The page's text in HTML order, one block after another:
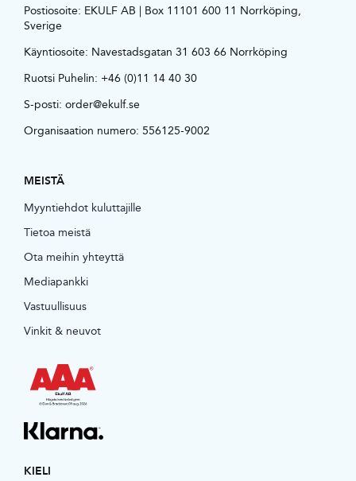
Postiosoite: EKULF AB | Box 11101 600 11 Norrköping,
Sverige
Käyntiosoite: Navestadsgatan 31 603 66 Norrköping
Ruotsi Puhelin: +46 (0)11 14 40 30
S-posti: order@ekulf.se
Organisaation numero: 556125-9002
MEISTÄ
Myyntiehdot kuluttajille
Tietoa meistä
Ota meihin yhteyttä
Mediapankki
Vastuullisuus
Vinkit & neuvot
KIELI